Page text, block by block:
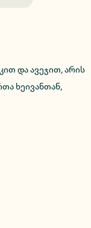
და ავეჯით, არის
ხეივანთან,